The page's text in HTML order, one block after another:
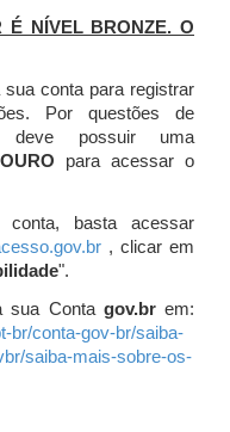
É NÍVEL BRONZE. O
conta para registrar
Por questões de
deve possuir uma
para acessar o
basta acessar
, clicar em
".
sua Conta gov.brem:
br/conta-gov-br/saiba-
saiba-mais-sobre-os-